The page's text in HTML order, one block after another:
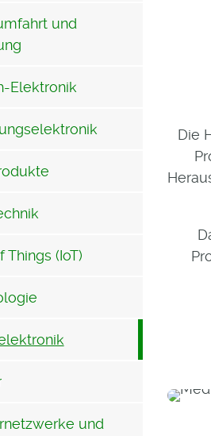
und
Elektronik
Things (IoT)
und
Die